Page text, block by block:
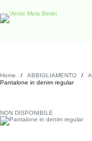
Home / ABBIGLIAMENTO /
Pantalone in denim regular
NON DISPONIBILE